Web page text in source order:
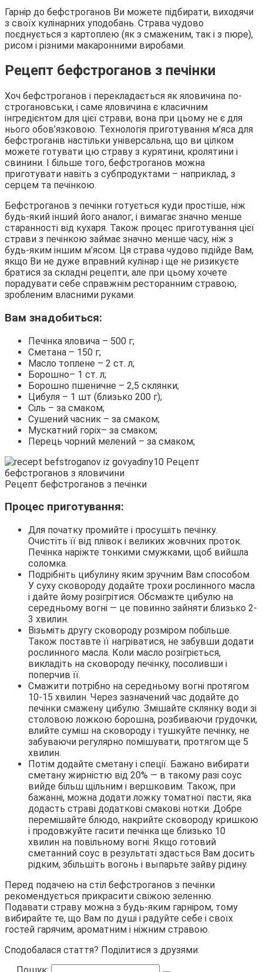
Гарнір до бефстроганов Ви можете підбирати, виходячи
з своїх кулінарних уподобань. Страва чудово
поєднується з картоплею (як з смаженим, так і з пюре),
рисом і різними макаронними виробами.
Рецепт бефстроганов з печінки
Хоч бефстроганов і перекладається як яловичина по-
строгановськи, і саме яловичина є класичним
інгредієнтом для цієї страви, вона при цьому не є для
нього обов’язковою. Технологія приготування м’яса для
бефстроганів настільки універсальна, що ви цілком
можете готувати цю страву з курятини, кролятини і
свинини. І більше того, бефстроганов можна
приготувати навіть з субпродуктами – наприклад, з
серцем та печінкою.
Бефстроганов з печінки готується куди простіше, ніж
будь-який інший його аналог, і вимагає значно менше
старанності від кухаря. Також процес приготування цієї
страви з печінкою займає значно менше часу, ніж з
будь-яким іншим м’ясом. Ця страва чудово підійде Вам,
якщо Ви не дуже вправний кулінар і ще не ризикуєте
братися за складні рецепти, але при цьому хочете
порадувати себе справжнім ресторанним стравою,
зробленим власними руками.
Вам знадобиться:
Печінка яловича – 500 г;
Сметана – 150 г;
Масло топлене – 2 ст. л;
Борошно– 1 ст. л;
Борошно пшеничне – 2,5 склянки;
Цибуля – 1 шт (близько 200 г);
Сіль – за смаком;
Сушений часник – за смаком;
Мускатний горіх– за смаком;
Перець чорний мелений – за смаком;
Рецепт бефстроганов з печінки
Процес приготування:
Для початку промийте і просушіть печінку.
Очистіть її від плівок і великих жовчних проток.
Печінка наріжте тонкими смужками, щоб вийшла
соломка.
Подрібніть цибулину яким зручним Вам способом.
У суху сковороду додайте трохи рослинного масла
і дайте йому розігрітися. Обсмажте цибулю на
середньому вогні — це повинно зайняти близько 2-
3 хвилин.
Візьміть другу сковороду розміром побільше.
Також поставте її нагріватися, не забувши додати
рослинного масла. Коли масло розігріється,
викладіть на сковороду печінку, посоливши і
поперчив її.
Смажити потрібно на середньому вогні протягом
10-15 хвилин. Через зазначений час додайте до
печінки смажену цибулю. Змішайте склянку води зі
столовою ложкою борошна, розбиваючи грудочки,
влийте суміш на сковороду і тушкуйте печінку, не
забуваючи регулярно помішувати, протягом ще 5
хвилин.
Потім додайте сметану і спеції. Бажано вибирати
сметану жирністю від 20% — в такому разі соус
вийде більш щільним і вершковим. Також, при
бажанні, можна додати ложку томатної пасти, яка
додасть страві додаткові смакові нотки. Добре
перемішайте блюдо, накрийте сковороду кришкою
і продовжуйте гасити печінка ще близько 10
хвилин на повільному вогні. Якщо готовий
сметанний соус в результаті здасться Вам досить
рідким, збільшіть вогонь і выпарьте зайву рідину.
Перед подачею на стіл бефстроганов з печінки
рекомендується прикрасити свіжою зеленню.
Подавати страву можна з будь-яким гарніром, тому
вибирайте те, що Вам по душі і радуйте себе і своїх
гостей гарячим, ароматним і ніжним стравою.
Сподобалася стаття? Поділитися з друзями: